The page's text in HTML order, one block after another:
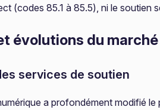
(codes 85.1 à 85.5), ni le
évolutions du marché
services de soutien
a profondément modifié